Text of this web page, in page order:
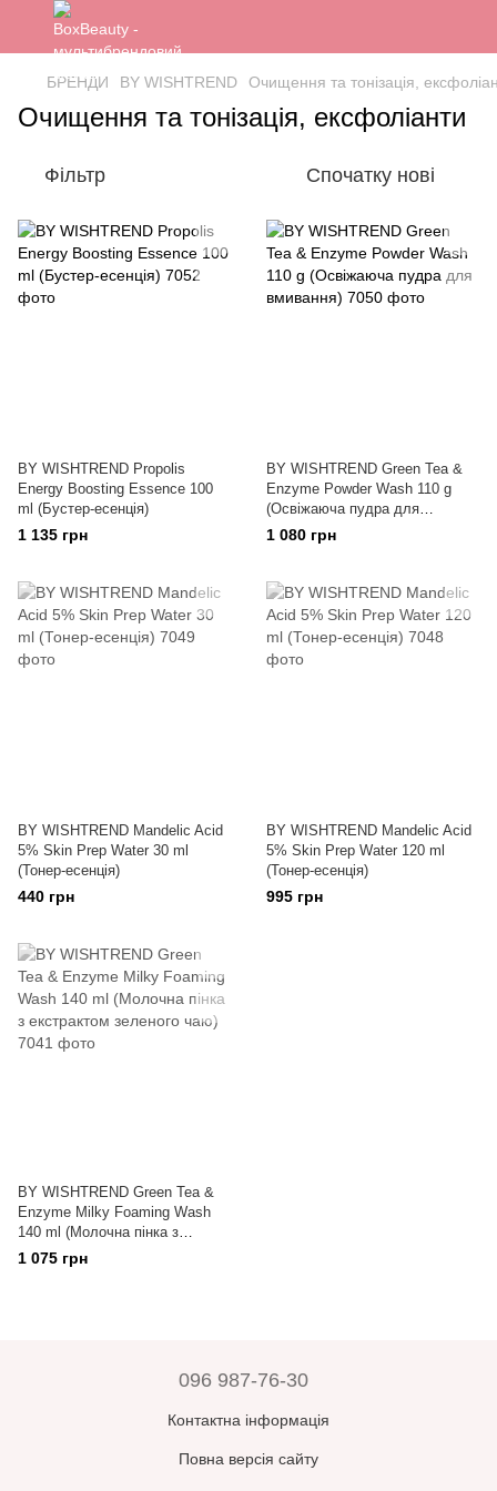
БРЕНДИ BY WISHTREND Очищення та тонізація,
Очищення та тонізація, ексфоліанти
Фільтр Спочатку нові
BY WISHTREND Propolis
Energy Boosting Essence 100
ml (Бустер-есенція)
1 135 грн
BY WISHTREND Green Tea &
Enzyme Powder Wash 110 g
(Освіжаюча пудра для
вмивання)
1 080 грн
BY WISHTREND Mandelic Acid
5% Skin Prep Water 30 ml
(Тонер-есенція)
440 грн
BY WISHTREND Mandelic Acid
5% Skin Prep Water 120 ml
(Тонер-есенція)
995 грн
BY WISHTREND Green Tea &
Enzyme Milky Foaming Wash
140 ml (Молочна пінка з
екстрактом зеленого чаю)
1 075 грн
096 987-76-30
Контактна інформація
Повна версія сайту